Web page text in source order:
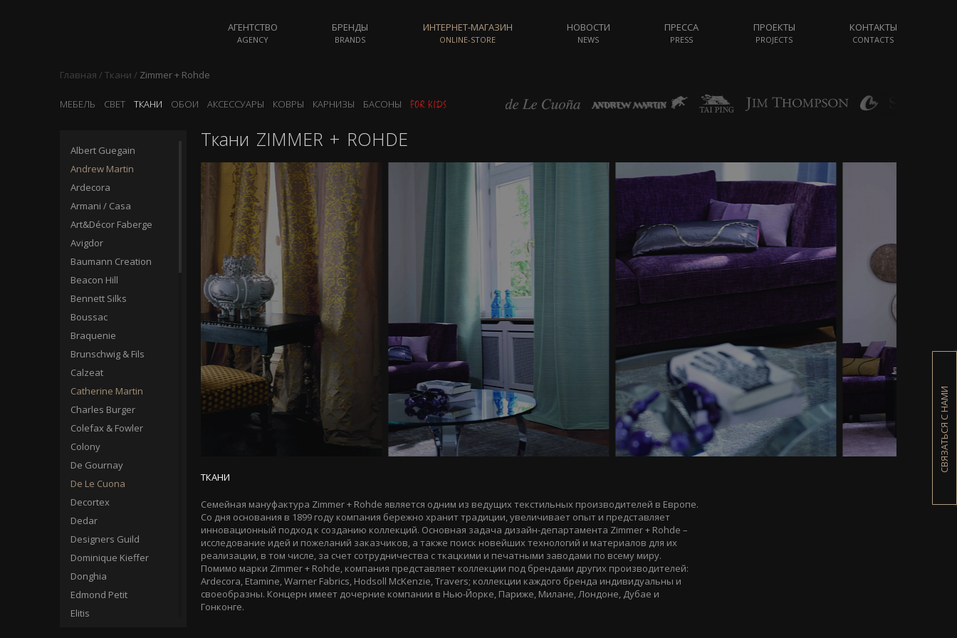
СВЯЗАТЬСЯ С НАМИ
АГЕНТСТВО
AGENCY
БРЕНДЫ
BRANDS
ИНТЕРНЕТ-МАГАЗИН
ONLINE-STORE
НОВОСТИ
NEWS
ПРЕССА
PRESS
ПРОЕКТЫ
PROJECTS
КОНТАКТЫ
CONTACTS
Главная / Ткани / Zimmer + Rohde
МЕБЕЛЬ СВЕТ ТКАНИ ОБОИ АКСЕССУАРЫ КОВРЫ КАРНИЗЫ БАСОНЫ
Albert Guegain
Andrew Martin
Ardecora
Armani / Casa
Art&Décor Faberge
Avigdor
Baumann Creation
Beacon Hill
Bennett Silks
Boussac
Braquenie
Brunschwig & Fils
Calzeat
Catherine Martin
Charles Burger
Colefax & Fowler
Colony
De Gournay
De Le Cuona
Decortex
Dedar
Designers Guild
Dominique Kieffer
Donghia
Edmond Petit
Elitis
Ткани ZIMMER + ROHDE
ТКАНИ
Семейная мануфактура Zimmer + Rohde является одним из ведущих текстильных производителей в Европе.
Со дня основания в 1899 году компания бережно хранит традиции, увеличивает опыт и представляет
инновационный подход к созданию коллекций. Основная задача дизайн-департамента Zimmer + Rohde –
исследование идей и пожеланий заказчиков, а также поиск новейших технологий и материалов для их
реализации, в том числе, за счет сотрудничества с ткацкими и печатными заводами по всему миру.
Помимо марки Zimmer + Rohde, компания представляет коллекции под брендами других производителей:
Ardecora, Etamine, Warner Fabrics, Hodsoll McKenzie, Travers; коллекции каждого бренда индивидуальны и
своеобразны. Концерн имеет дочерние компании в Нью-Йорке, Париже, Милане, Лондоне, Дубае и
Гонконге.